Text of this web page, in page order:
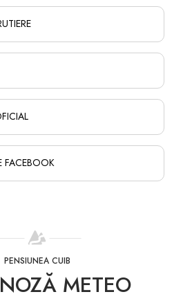
FACEBOOK
PENSIUNEA CUIB
METEO